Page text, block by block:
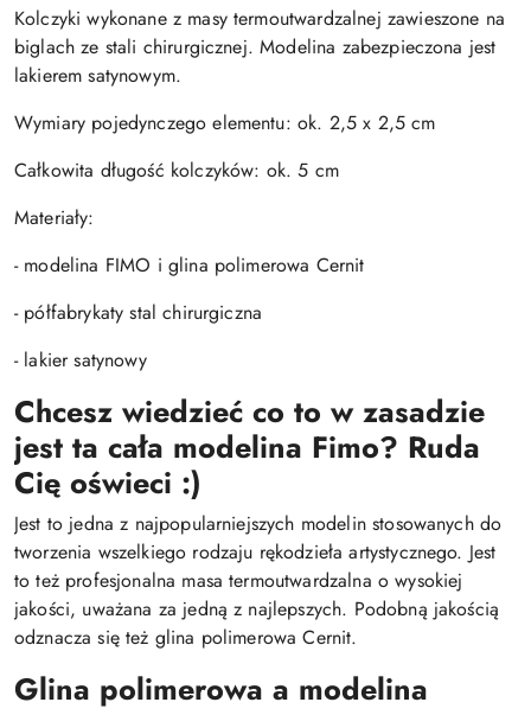
Kolczyki wykonane z masy termoutwardzalnej zawieszone na
biglach ze stali chirurgicznej. Modelina zabezpieczona jest
lakierem satynowym.
Wymiary pojedynczego elementu: ok. 2,5 x 2,5 cm
Całkowita długość kolczyków: ok. 5 cm
Materiały:
- modelina FIMO i glina polimerowa Cernit
- półfabrykaty stal chirurgiczna
- lakier satynowy
Chcesz wiedzieć co to w zasadzie
jest ta cała modelina Fimo? Ruda
Cię oświeci :)
Jest to jedna z najpopularniejszych modelin stosowanych do
tworzenia wszelkiego rodzaju rękodzieła artystycznego. Jest
to też profesjonalna masa termoutwardzalna o wysokiej
jakości, uważana za jedną z najlepszych. Podobną jakością
odznacza się też glina polimerowa Cernit.
Glina polimerowa a modelina